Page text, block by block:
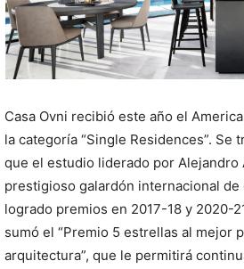
Casa Ovni recibió este año el
la categoría “Single Residences”. Se
que el estudio liderado por Alejandro
prestigioso galardón internacional
logrado premios en 2017-18 y 2020-
sumó el “Premio 5 estrellas al mejor
arquitectura”, que le permitirá